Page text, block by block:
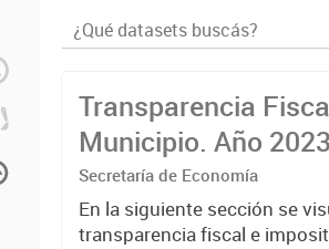
Transparencia
Municipio. Año 2023
Secretaría de Economía
En la siguiente sección se
transparencia fiscal e